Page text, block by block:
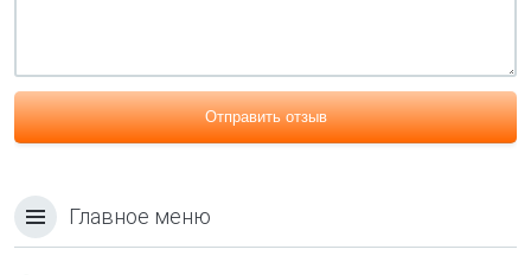
Отправить отзыв
Главное меню